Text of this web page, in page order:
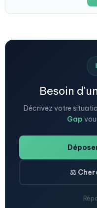
Besoin
Décrivez votre
Gap
⚖️